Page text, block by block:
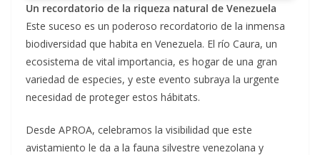
Un recordatorio de la riqueza natural de Venezuela
Este suceso es un poderoso recordatorio de la inmensa
biodiversidad que habita en Venezuela. El río Caura, un
ecosistema de vital importancia, es hogar de una gran
variedad de especies, y este evento subraya la urgente
necesidad de proteger estos hábitats.
Desde APROA, celebramos la visibilidad que este
avistamiento le da a la fauna silvestre venezolana y